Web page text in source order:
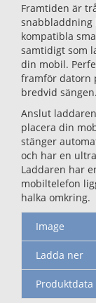
Framtiden är
snabbladdning
kompatibla
samtidigt som
din mobil.
framför datorn
bredvid sängen.
Anslut
placera din
stänger
och har en
Laddaren har
mobiltelefon
halka omkring.
Image
Ladda ner
Produktdata